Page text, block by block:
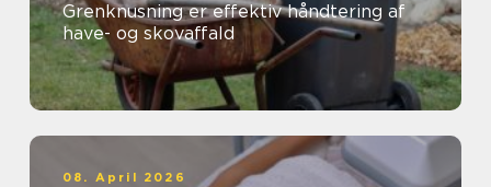
Grenknusning er effektiv håndtering af
have- og skovaffald
08. April 2026